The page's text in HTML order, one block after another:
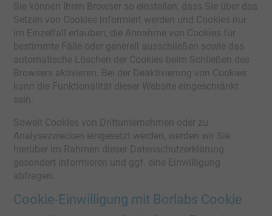
Sie können Ihren Browser so einstellen, dass Sie über das
Setzen von Cookies informiert werden und Cookies nur
im Einzelfall erlauben, die Annahme von Cookies für
bestimmte Fälle oder generell ausschließen sowie das
automatische Löschen der Cookies beim Schließen des
Browsers aktivieren. Bei der Deaktivierung von Cookies
kann die Funktionalität dieser Website eingeschränkt
sein.
Soweit Cookies von Drittunternehmen oder zu
Analysezwecken eingesetzt werden, werden wir Sie
hierüber im Rahmen dieser Datenschutzerklärung
gesondert informieren und ggf. eine Einwilligung
abfragen.
Cookie-Einwilligung mit Borlabs Cookie